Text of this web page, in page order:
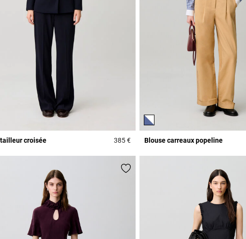
Rating
croisée 385 €4,5 out of 5 Customer Rating
Blouse carreaux popeline